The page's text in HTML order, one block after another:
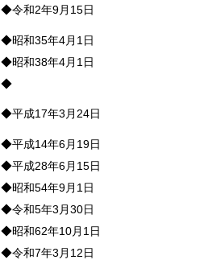
◆令和2年9月15日
◆昭和35年4月1日
◆昭和38年4月1日
◆
◆平成17年3月24日
◆平成14年6月19日
◆平成28年6月15日
◆昭和54年9月1日
◆令和5年3月30日
◆昭和62年10月1日
◆令和7年3月12日